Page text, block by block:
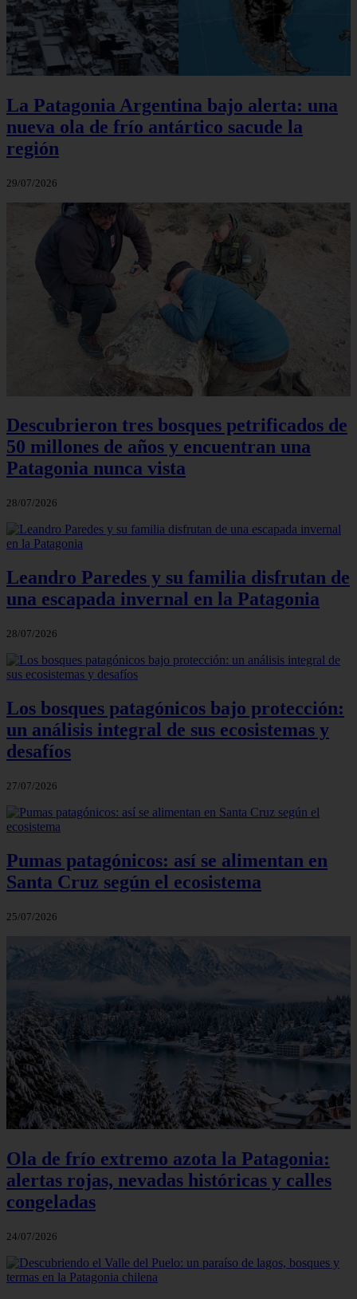
La Patagonia Argentina bajo alerta: una
nueva ola de frío antártico sacude la
región
29/07/2026
Descubrieron tres bosques petrificados de
50 millones de años y encuentran una
Patagonia nunca vista
28/07/2026
Leandro Paredes y su familia disfrutan de
una escapada invernal en la Patagonia
28/07/2026
Los bosques patagónicos bajo protección:
un análisis integral de sus ecosistemas y
desafíos
27/07/2026
Pumas patagónicos: así se alimentan en
Santa Cruz según el ecosistema
25/07/2026
Ola de frío extremo azota la Patagonia:
alertas rojas, nevadas históricas y calles
congeladas
24/07/2026